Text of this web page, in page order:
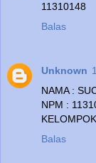
11310148
Balas
Unknown
NAMA :
NPM :
Balas